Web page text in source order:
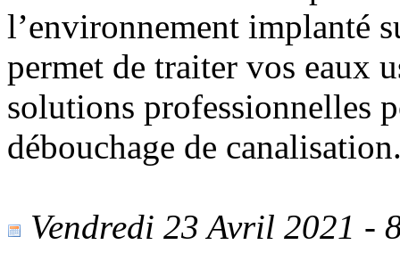
l’environnement implanté
permet de traiter vos eaux
solutions professionnelles
débouchage de
Vendredi 23 Avril 2021 -